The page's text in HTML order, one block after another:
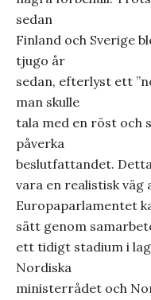
sedan
Finland och Sverige
tjugo år
sedan, efterlyst ett
man skulle
tala med en röst och
påverka
beslutfattandet.
vara en realistisk väg
Europaparlamentet
sätt genom
ett tidigt stadium i
Nordiska
ministerrådet och